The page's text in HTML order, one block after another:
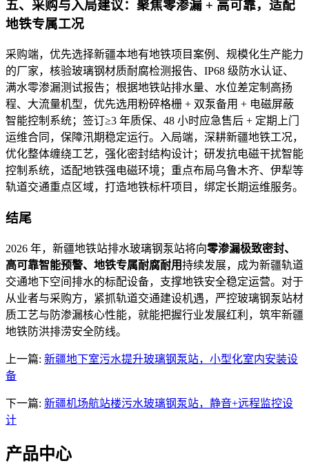
五、采购与入局建议：聚焦零渗漏 + 高可靠，适配
地铁专属工况
采购端，优先选择新疆本地有地铁项目案例、规模化生产能力
的厂家，核验玻璃钢材质耐腐检测报告、IP68 级防水认证、
满水零渗漏测试报告；根据地铁站排水量、水位差定制高扬
程、大流量机型，优先选用粉碎格栅 + 双泵备用 + 电磁屏蔽
智能控制系统；签订≥3 年质保、48 小时应急售后 + 定期上门
运维合同，保障汛期稳定运行。入局端，深耕新疆地铁工况，
优化整体缠绕工艺，强化密封结构设计；研发抗电磁干扰智能
控制系统，适配地铁强电磁环境；重点布局乌鲁木齐、伊犁等
轨道交通重点区域，打造地铁标杆项目，绑定长期运维服务。
结尾
2026 年，新疆地铁站排水玻璃钢泵站将向零渗漏极致密封、
高可靠智能预警、地铁专属耐腐耐用持续发展，成为新疆轨道
交通地下空间排水的标配设备，支撑地铁安全稳定运营。对于
从业者与采购方，紧抓轨道交通建设机遇，严控玻璃钢泵站材
质工艺与防渗漏核心性能，就能把握行业发展红利，筑牢新疆
地铁防洪排涝安全防线。
上一篇: 新疆地下室污水提升玻璃钢泵站，小型化室内安装设
备
下一篇: 新疆机场航站楼污水玻璃钢泵站，静音+远程监控设
计
产品中心